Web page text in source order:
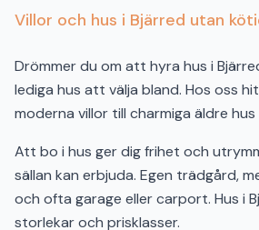
Villor och hus i Bjärred utan
Drömmer du om att hyra hus i
lediga hus att välja bland. Hos oss
moderna villor till charmiga äldre
Att bo i hus ger dig frihet och
sällan kan erbjuda. Egen trädgård,
och ofta garage eller carport. Hus i
storlekar och prisklasser.